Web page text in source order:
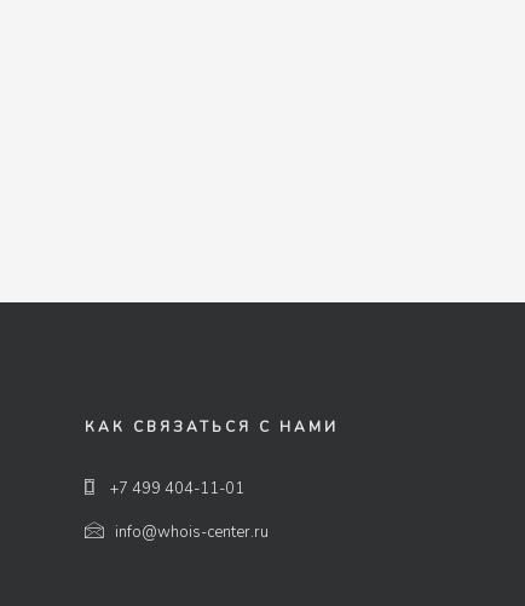
КАК СВЯЗАТЬСЯ С НАМИ
+7 499 404-11-01
info@whois-center.ru